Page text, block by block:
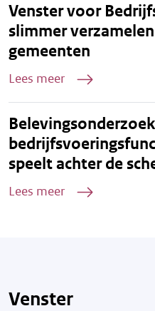
Venster voor
slimmer
gemeenten
Lees meer
Belevingsonderzoek
speelt achter de
Lees meer
Venster